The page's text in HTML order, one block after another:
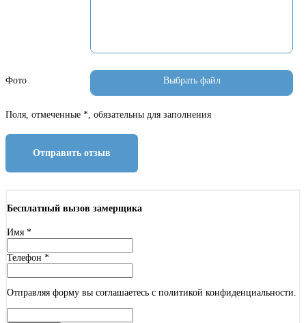
Фото
Поля, отмеченные *, обязательны для заполнения
Отправить отзыв
Бесплатный вызов замерщика
Имя *
Телефон *
Отправляя форму вы соглашаетесь с политикой конфиденциальности.